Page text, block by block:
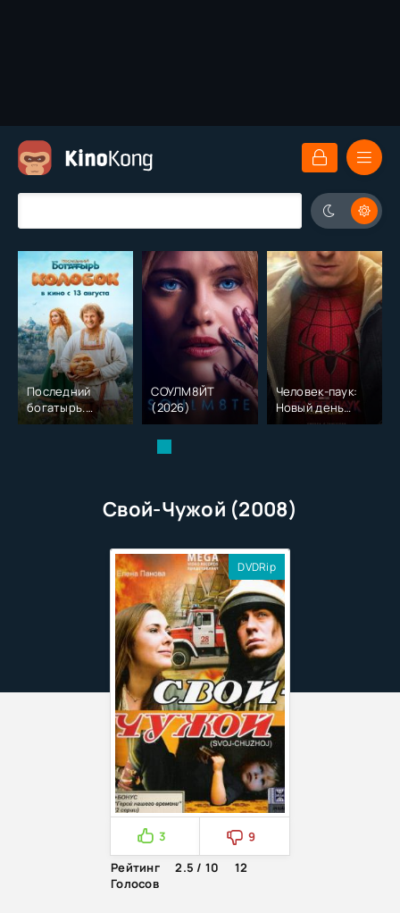
Последний
богатырь.
Колобок (2026)
СОУЛМ8ЙТ
(2026)
Человек-паук:
Новый день
(2026)
Свой-Чужой (2008)
DVDRip
3
9
Рейтинг
2.5 / 10
12
Голосов